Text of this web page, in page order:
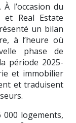
l’occasion du
et Real Estate
un bilan
à l’heure où
phase de
période 2025-
et immobilier
et traduisent
logements,